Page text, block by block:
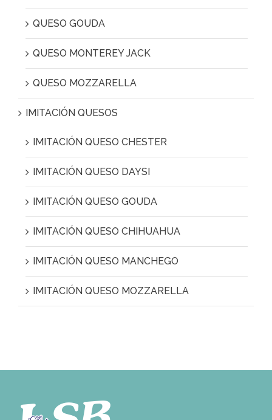
QUESO GOUDA
QUESO MONTEREY JACK
QUESO MOZZARELLA
IMITACIÓN QUESOS
IMITACIÓN QUESO CHESTER
IMITACIÓN QUESO DAYSI
IMITACIÓN QUESO GOUDA
IMITACIÓN QUESO CHIHUAHUA
IMITACIÓN QUESO MANCHEGO
IMITACIÓN QUESO MOZZARELLA